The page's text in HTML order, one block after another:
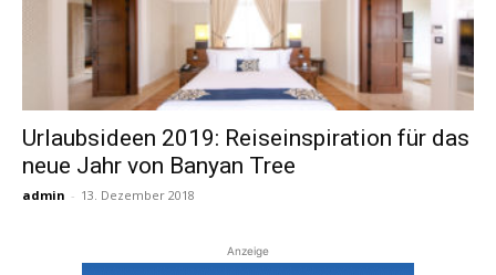
und
Reiseempfehlungen.
Urlaubsideen 2019: Reiseinspiration für das
neue Jahr von Banyan Tree
admin - 13. Dezember 2018
Anzeige